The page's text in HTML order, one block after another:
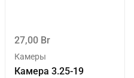
27,00 Br
Камеры
Камера 3.25-19